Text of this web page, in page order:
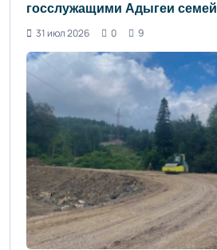
госслужащими Адыгеи
31 июл 2026
0 9